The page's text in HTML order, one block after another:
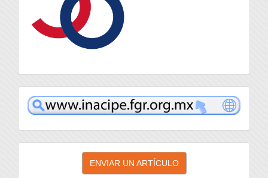
inacipe
Enviar
ENVIAR UN ARTÍCULO